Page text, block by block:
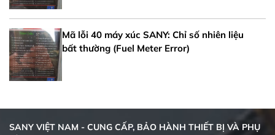
Mã lỗi 40 máy xúc SANY: Chỉ số nhiên liệu
bất thường (Fuel Meter Error)
SANY VIỆT NAM - CUNG CẤP, BẢO HÀNH THIẾT BỊ VÀ PHỤ